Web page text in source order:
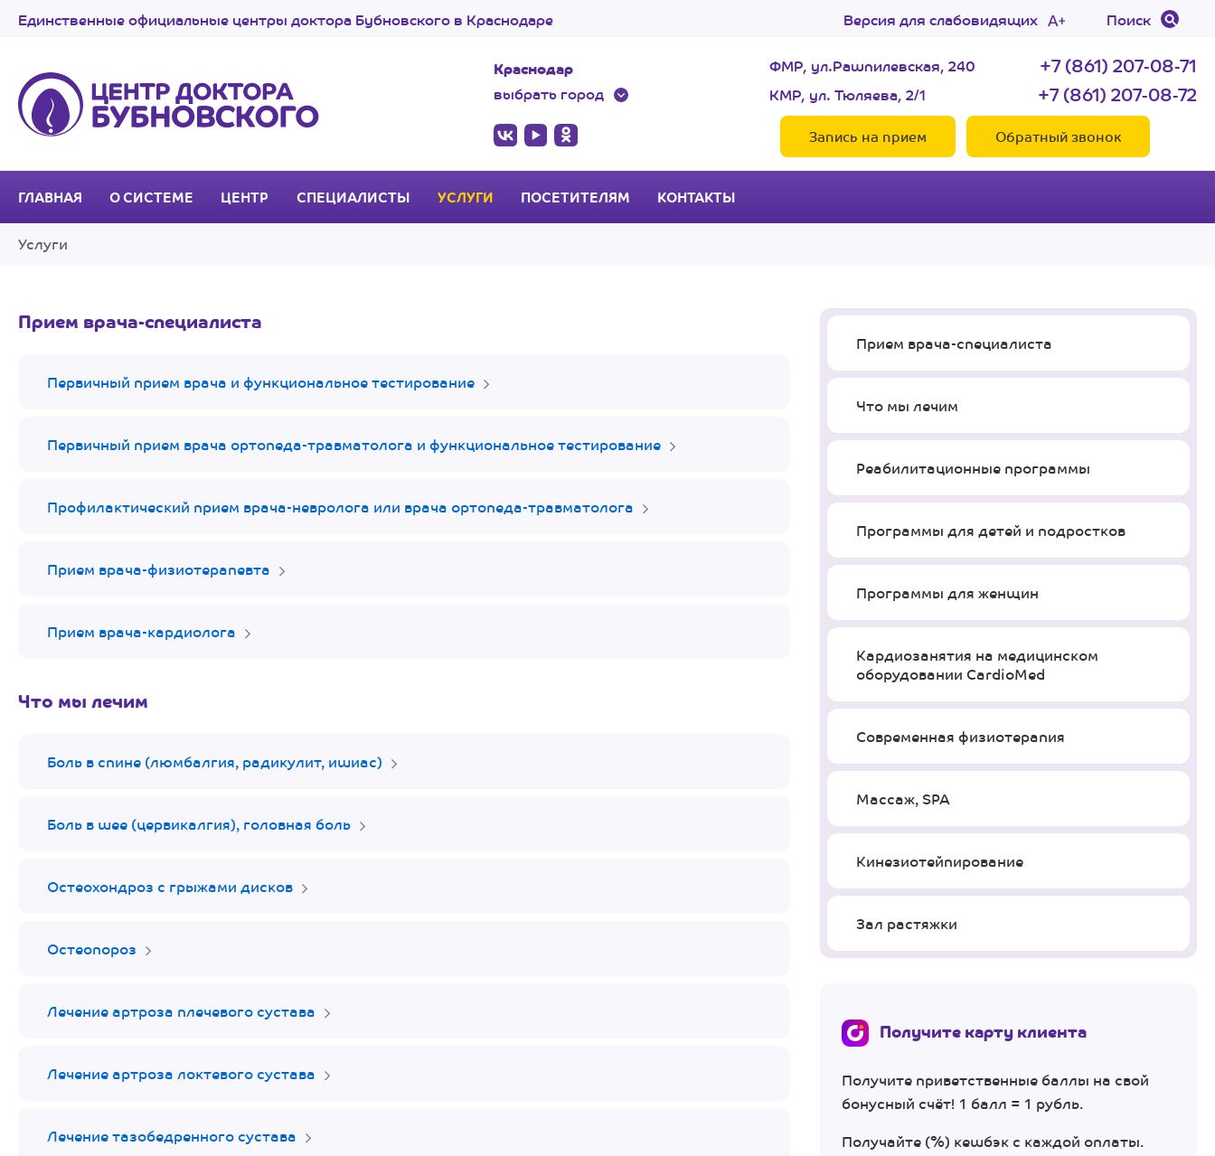
Единственные официальные центры доктора Бубновского в Краснодаре Версия для слабовидящих
Поиск
Краснодар
выбрать город
ФМР, ул.Рашпилевская, 240 +7 (861) 207-08-71
КМР, ул. Тюляева, 2/1 +7 (861) 207-08-72
Запись на прием Обратный звонок
ГЛАВНАЯ О СИСТЕМЕ ЦЕНТР СПЕЦИАЛИСТЫ УСЛУГИ ПОСЕТИТЕЛЯМ КОНТАКТЫ
Услуги
Прием врача-специалиста
Что мы лечим
Реабилитационные программы
Программы для детей и подростков
Программы для женщин
Кардиозанятия на медицинском
оборудовании CardioMed
Современная физиотерапия
Массаж, SPA
Кинезиотейпирование
Зал растяжки
Получите карту клиента
Получите приветственные баллы на свой
бонусный счёт! 1 балл = 1 рубль.
Получайте (%) кешбэк с каждой оплаты.
Прием врача-специалиста
Первичный прием врача и функциональное тестирование
Первичный прием врача ортопеда-травматолога и функциональное тестирование
Профилактический прием врача-невролога или врача ортопеда-травматолога
Прием врача-физиотерапевта
Прием врача-кардиолога
Что мы лечим
Боль в спине (люмбалгия, радикулит, ишиас)
Боль в шее (цервикалгия), головная боль
Остеохондроз с грыжами дисков
Остеопороз
Лечение артроза плечевого сустава
Лечение артроза локтевого сустава
Лечение тазобедренного сустава